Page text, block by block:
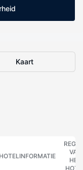
Kaart
HOTELINFORMATIE
VAN
HET